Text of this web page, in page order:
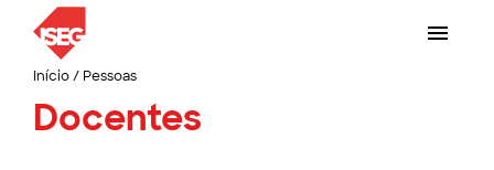
Início/ Pessoas
Docentes